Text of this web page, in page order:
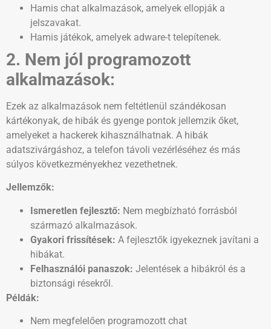
Hamis chat alkalmazások, amelyek ellopják a
jelszavakat.
Hamis játékok, amelyek adware-t telepítenek.
2. Nem jól programozott
alkalmazások:
Ezek az alkalmazások nem feltétlenül szándékosan
kártékonyak, de hibák és gyenge pontok jellemzik őket,
amelyeket a hackerek kihasználhatnak. A hibák
adatszivárgáshoz, a telefon távoli vezérléséhez és más
súlyos következményekhez vezethetnek.
Jellemzők:
Ismeretlen fejlesztő: Nem megbízható forrásból
származó alkalmazások.
Gyakori frissítések: A fejlesztők igyekeznek javítani a
hibákat.
Felhasználói panaszok: Jelentések a hibákról és a
biztonsági résekről.
Példák:
Nem megfelelően programozott chat